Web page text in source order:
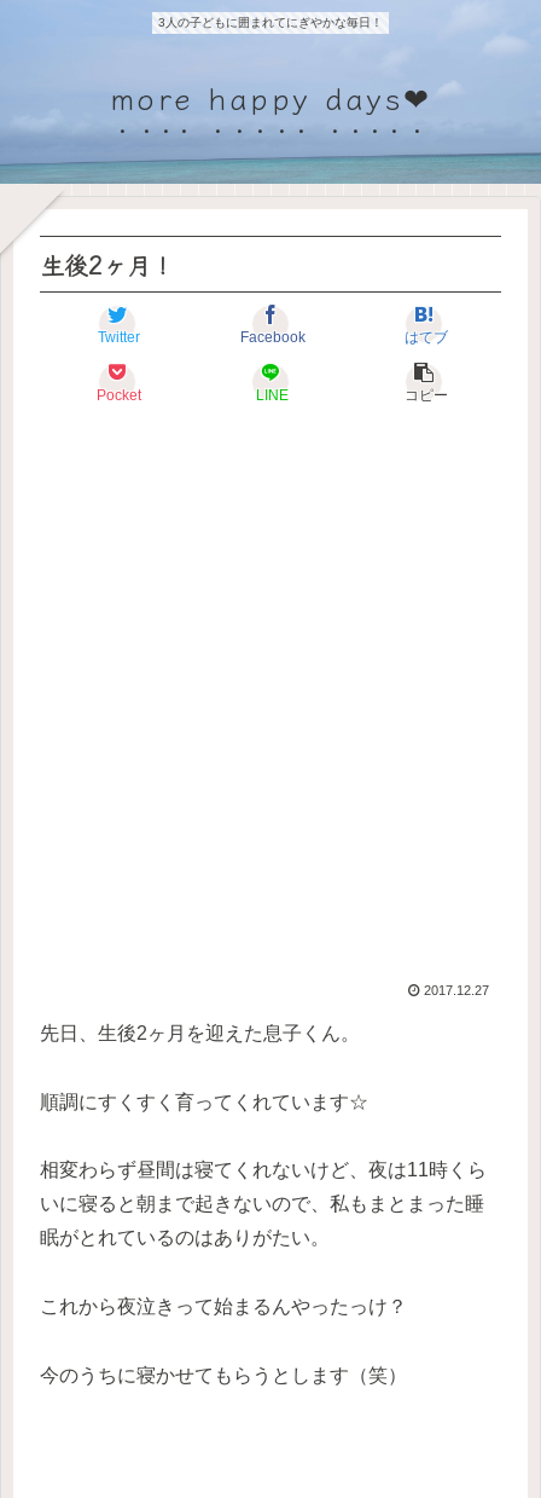
3人の子どもに囲まれてにぎやかな毎日！
more happy days❤
生後2ヶ月！
Twitter Facebook はてブ
Pocket LINE コピー
2017.12.27
先日、生後2ヶ月を迎えた息子くん。
順調にすくすく育ってくれています☆
相変わらず昼間は寝てくれないけど、夜は11時くら
いに寝ると朝まで起きないので、私もまとまった睡
眠がとれているのはありがたい。
これから夜泣きって始まるんやったっけ？
今のうちに寝かせてもらうとします（笑）